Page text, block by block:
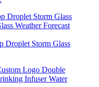
Droplet Storm Glass